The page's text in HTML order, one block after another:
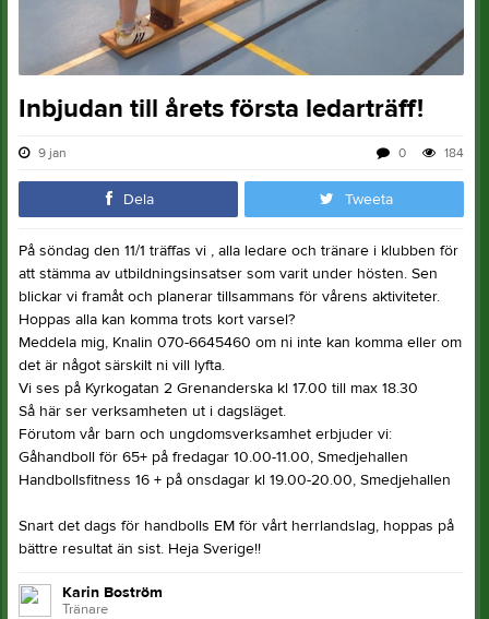
Inbjudan till årets första ledarträff!
9 jan 184
0
Dela Tweeta
På söndag den 11/1 träffas vi , alla ledare och tränare i klubben för
att stämma av utbildningsinsatser som varit under hösten. Sen
blickar vi framåt och planerar tillsammans för vårens aktiviteter.
Hoppas alla kan komma trots kort varsel?
Meddela mig, Knalin 070-6645460 om ni inte kan komma eller om
det är något särskilt ni vill lyfta.
Vi ses på Kyrkogatan 2 Grenanderska kl 17.00 till max 18.30
Så här ser verksamheten ut i dagsläget.
Förutom vår barn och ungdomsverksamhet erbjuder vi:
Gåhandboll för 65+ på fredagar 10.00-11.00, Smedjehallen
Handbollsfitness 16 + på onsdagar kl 19.00-20.00, Smedjehallen
Snart det dags för handbolls EM för vårt herrlandslag, hoppas på
bättre resultat än sist. Heja Sverige!!
Karin Boström
Tränare